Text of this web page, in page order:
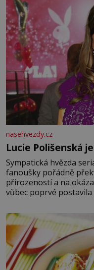
nasehvezdy.cz
Lucie Polišenská
Sympatická hvězda
fanoušky pořádně
přirozeností a na
vůbec poprvé